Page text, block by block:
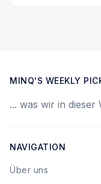
MINQ'S WEEKLY
... was wir in dieser
NAVIGATION
Über uns